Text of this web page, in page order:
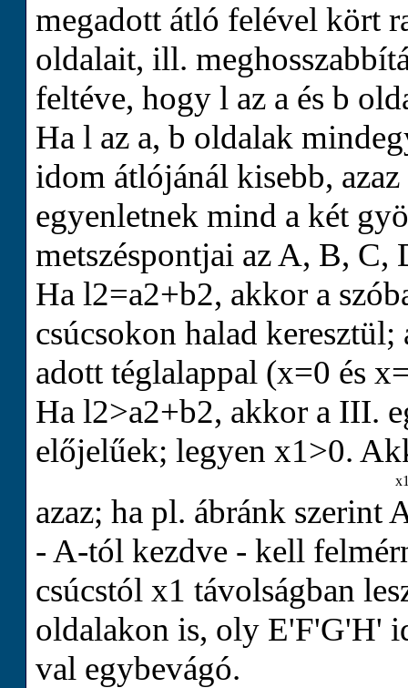
megadott átló felével kört
oldalait, ill.
feltéve, hogy l az a és b
Ha l az a, b oldalak
idom átlójánál kisebb, azaz
egyenletnek mind a két
metszéspontjai azA, B, C,
Ha l2=a2+b2, akkor a
csúcsokon halad keresztül;
adott téglalappal (x=0 és x
Ha l2>a2+b2, akkor a III.
előjelűek; legyen x1>0.
x
azaz; ha pl. ábránk szerint
‐ A-tól kezdve ‐ kell
csúcstól x1 távolságban
oldalakon is, oly E'F'G'H'
val egybevágó.